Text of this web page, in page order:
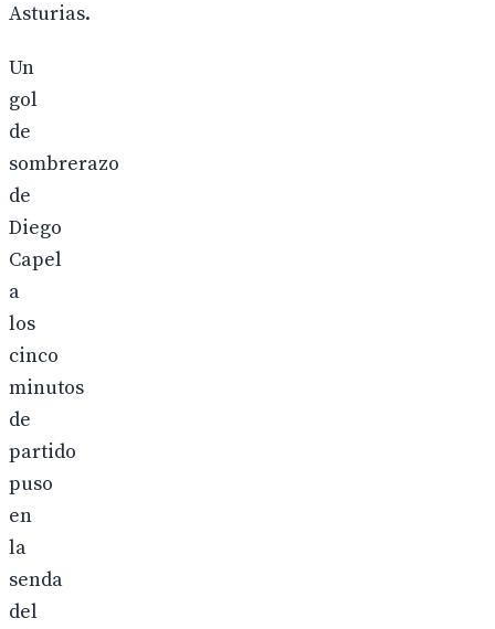
Asturias.
Un
gol
de
sombrerazo
de
Diego
Capel
a
los
cinco
minutos
de
partido
puso
en
la
senda
del